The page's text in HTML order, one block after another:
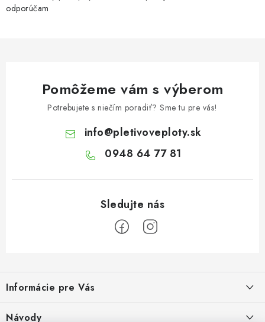
odporúčam
Pomôžeme vám s výberom
Potrebujete s niečím poradiť? Sme tu pre vás!
info@pletivoveploty.sk
0948 64 77 81
p
ä
Informácie pre Vás
Návody